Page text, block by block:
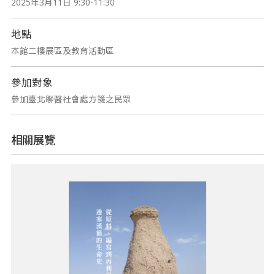
2025年3月11日 9:30-11:30
地點
本館二樓展區及教育活動區
參加對象
參加臺北聯醫社會處方箋之民眾
相關展覽